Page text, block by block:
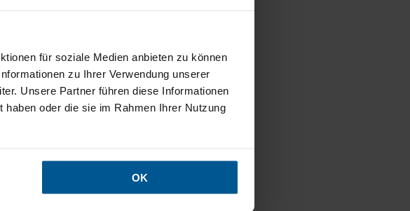
für soziale Medien anbieten zu können
zu Ihrer Verwendung unserer
Unsere Partner führen diese Informationen
oder die sie im Rahmen Ihrer Nutzung
OK